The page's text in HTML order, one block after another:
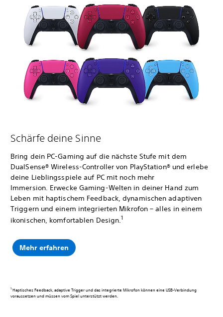
Schärfe deine Sinne
Bring dein PC-Gaming auf die nächste Stufe mit dem
DualSense® Wireless-Controller von PlayStation® und erlebe
deine Lieblingsspiele auf PC mit noch mehr
Immersion. Erwecke Gaming-Welten in deiner Hand zum
Leben mit haptischem Feedback, dynamischen adaptiven
Triggern und einem integrierten Mikrofon – alles in einem
ikonischen, komfortablen Design.1
Mehr erfahren
1 Haptisches Feedback, adaptive Trigger und das integrierte Mikrofon können eine USB-Verbindung
voraussetzen und müssen vom Spiel unterstützt werden.